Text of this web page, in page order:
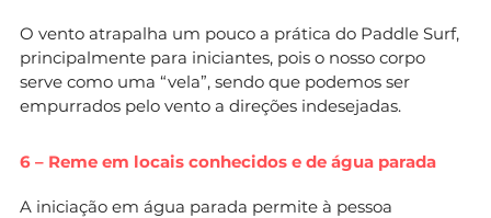
O vento atrapalha um pouco a prática do Paddle Surf,
principalmente para iniciantes, pois o nosso corpo
serve como uma “vela”, sendo que podemos ser
empurrados pelo vento a direções indesejadas.
6 – Reme em locais conhecidos e de água parada
A iniciação em água parada permite à pessoa